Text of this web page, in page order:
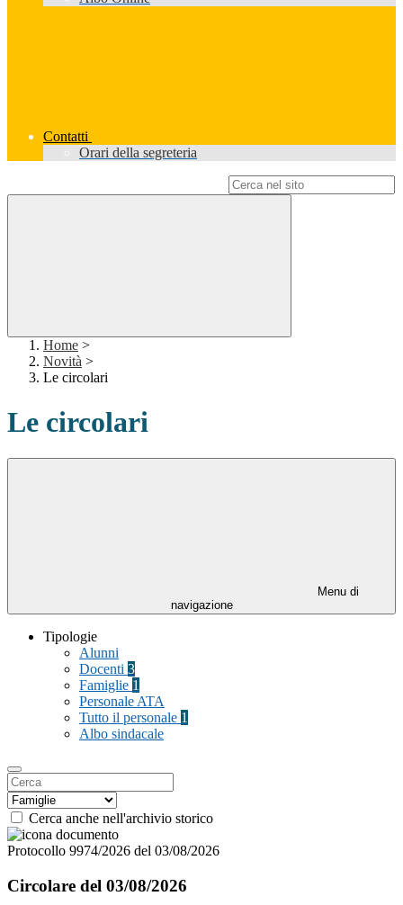
Contatti
Orari della segreteria
Home >
Novità >
Le circolari
Le circolari
Menu di
navigazione
Tipologie
Alunni
Docenti 3
Famiglie 1
Personale ATA
Tutto il personale 1
Albo sindacale
Cerca anche nell'archivio storico
Protocollo 9974/2026 del 03/08/2026
Circolare del 03/08/2026